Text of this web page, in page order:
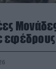
εφέδρους